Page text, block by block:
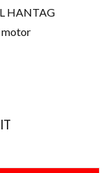
HANTAG
motor